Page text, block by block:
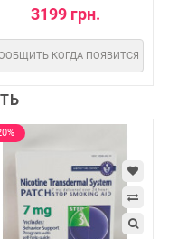
3199 грн.
КОГДА ПОЯВИТСЯ